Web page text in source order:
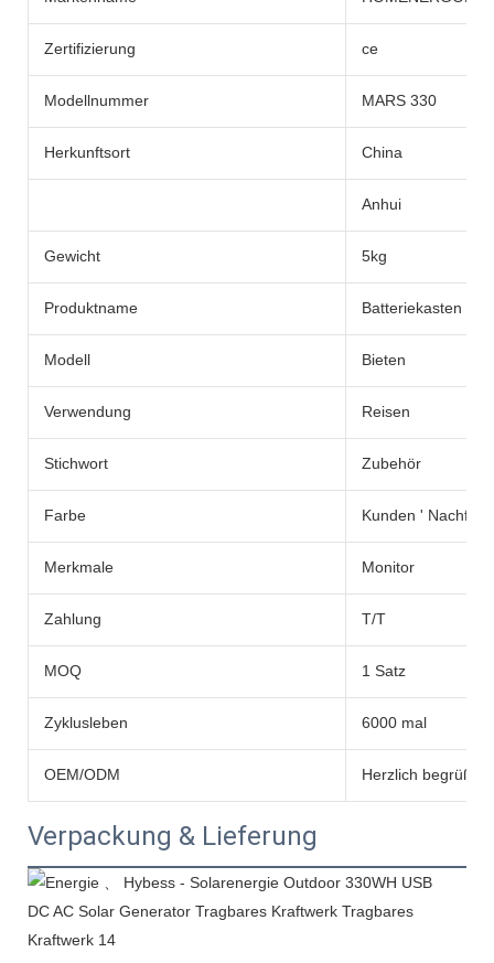
Zertifizierung ce
Modellnummer MARS 330
Herkunftsort China
Anhui
Gewicht 5kg
Produktname Batteriekasten
Modell Bieten
Verwendung Reisen
Stichwort Zubehör
Farbe Kunden '
Merkmale Monitor
Zahlung T/T
MOQ 1 Satz
Zyklusleben 6000 mal
OEM/ODM Herzlich begrüßt
Verpackung & Lieferung